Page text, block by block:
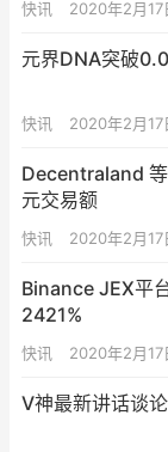
快讯 2020年2月17
元界DNA突破
快讯 2020年2月17
Decentraland
元交易额
快讯 2020年2月17
Binance JEX平
2421%
快讯 2020年2月17
V神最新讲话谈